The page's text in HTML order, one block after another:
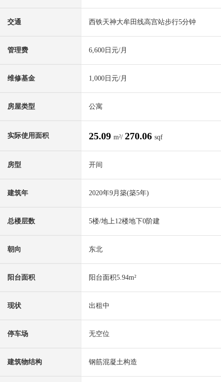
交通 西铁天神大牟田线高宫站步行5分钟
管理费 6,600日元/月
维修基金 1,000日元/月
房屋类型 公寓
实际使用面积 25.09 m²/ 270.06 sqf
房型 开间
建筑年 2020年9月築(築5年)
总楼层数 5楼/地上12楼地下0阶建
朝向 东北
阳台面积 阳台面积5.94m²
现状 出租中
停车场 无空位
建筑物结构 钢筋混凝土构造